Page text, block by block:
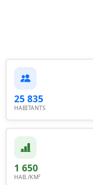
25 835
HABITANTS
1 650
HAB./KM²